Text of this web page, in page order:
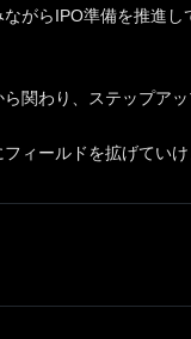
がらIPO準備を推進し
関わり、ステップア
ィールドを拡げていけ